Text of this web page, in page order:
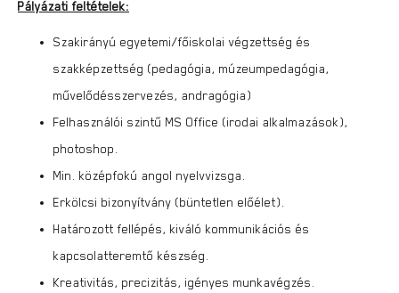
Pályázati feltételek:
Szakirányú egyetemi/főiskolai végzettség és
szakképzettség (pedagógia, múzeumpedagógia,
művelődésszervezés, andragógia)
Felhasználói szintű MS Office (irodai alkalmazások),
photoshop.
Min. középfokú angol nyelvvizsga.
Erkölcsi bizonyítvány (büntetlen előélet).
Határozott fellépés, kiváló kommunikációs és
kapcsolatteremtő készség.
Kreativitás, precizitás, igényes munkavégzés.